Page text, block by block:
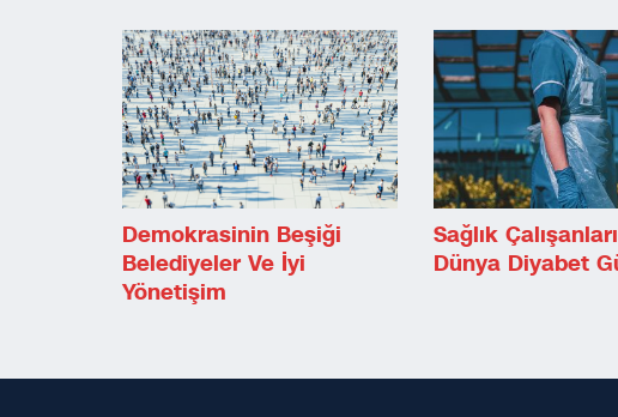
Demokrasinin Beşiği
Belediyeler Ve İyi
Yönetişim
Sağlık
Dünya Diyabet